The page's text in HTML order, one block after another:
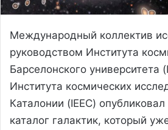
Международный коллектив
руководством Института
Барселонского университета
Института космических
Каталонии (IEEC)
каталог галактик, который